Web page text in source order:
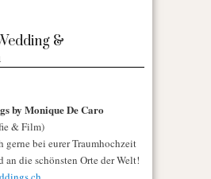
&
by Monique De Caro
& Film)
gerne bei eurer Traumhochzeit
an die schönsten Orte der Welt!